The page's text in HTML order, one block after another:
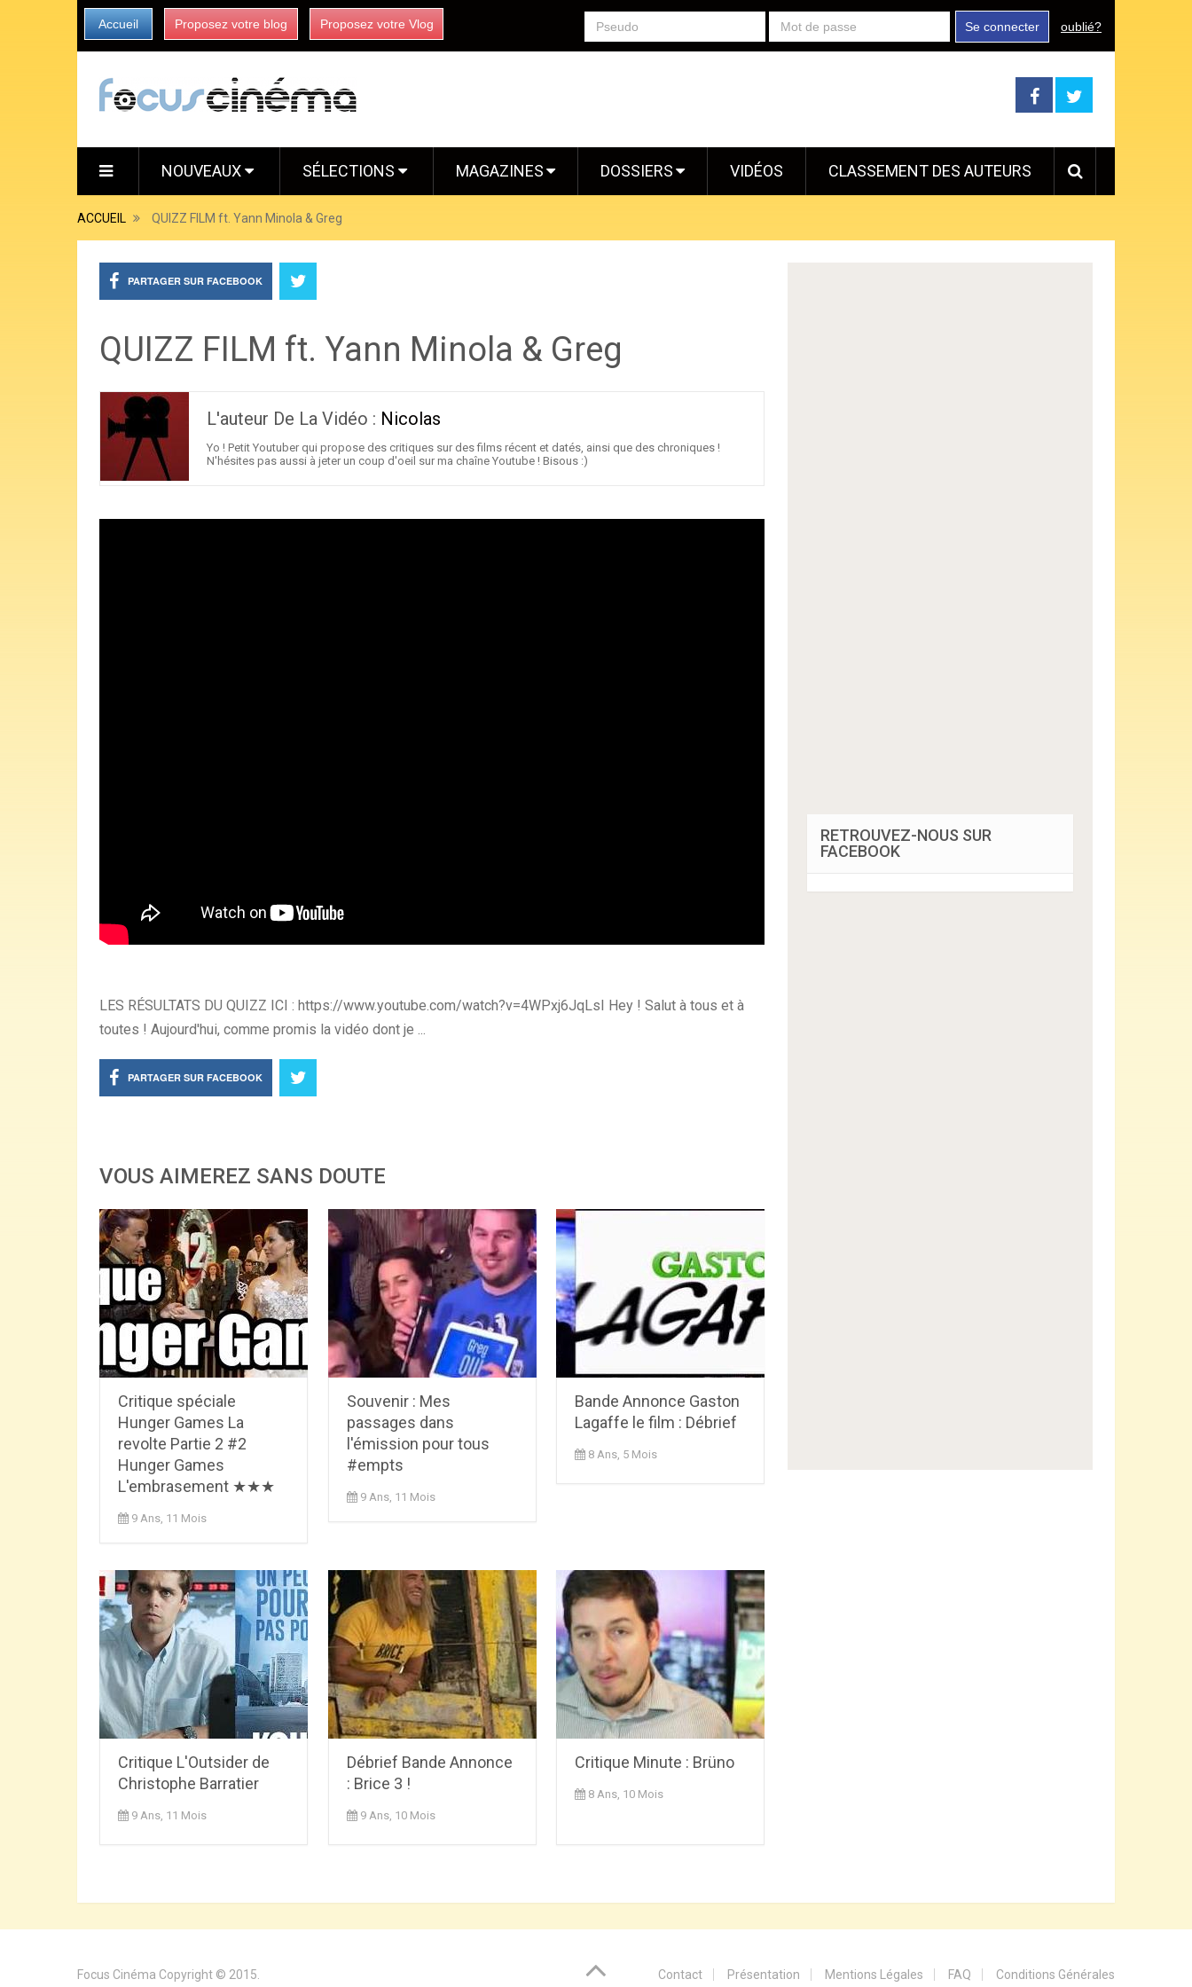
Accueil Proposez votre blog Proposez votre Vlog Se connecter oublié?
NOUVEAUX SÉLECTIONS MAGAZINES DOSSIERS VIDÉOS CLASSEMENT DES AUTEURS
ACCUEIL QUIZZ FILM ft. Yann Minola & Greg
PARTAGER SUR FACEBOOK
QUIZZ FILM ft. Yann Minola & Greg
L'auteur De La Vidéo : Nicolas
Yo ! Petit Youtuber qui propose des critiques sur des films récent et datés, ainsi que des chroniques !
N'hésites pas aussi à jeter un coup d'oeil sur ma chaîne Youtube ! Bisous :)
LES RÉSULTATS DU QUIZZ ICI : https://www.youtube.com/watch?v=4WPxj6JqLsI Hey ! Salut à tous et à
toutes ! Aujourd'hui, comme promis la vidéo dont je ...
PARTAGER SUR FACEBOOK
VOUS AIMEREZ SANS DOUTE
Critique spéciale
Hunger Games La
revolte Partie 2 #2
Hunger Games
L'embrasement ★★★
9 Ans, 11 Mois
Souvenir : Mes
passages dans
l'émission pour tous
#empts
9 Ans, 11 Mois
Bande Annonce Gaston
Lagaffe le film : Débrief
8 Ans, 5 Mois
Critique L'Outsider de
Christophe Barratier
9 Ans, 11 Mois
Débrief Bande Annonce
: Brice 3 !
9 Ans, 10 Mois
Critique Minute : Brüno
8 Ans, 10 Mois
RETROUVEZ-NOUS SUR
FACEBOOK
Focus Cinéma Copyright © 2015. Contact Présentation Mentions Légales FAQ Conditions Générales